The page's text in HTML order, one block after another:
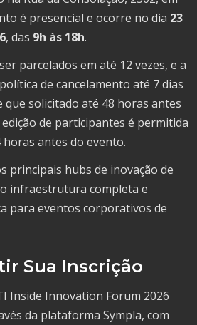
é presencial e ocorre no dia 23
, das 9h às 18h.
parcelados em até 12 vezes, e a
de cancelamento até 7 dias
que solicitado até 48 horas antes
de participantes é permitida
horas antes do evento.
principais hubs de inovação de
infraestrutura completa e
para eventos corporativos de
Sua Inscrição
Inside Innovation Forum 2026
da plataforma Sympla, com